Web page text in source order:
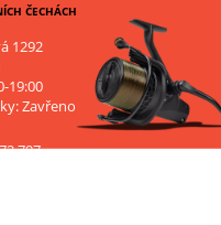
ČECHÁCH
1292
19:00
Zavřeno
797